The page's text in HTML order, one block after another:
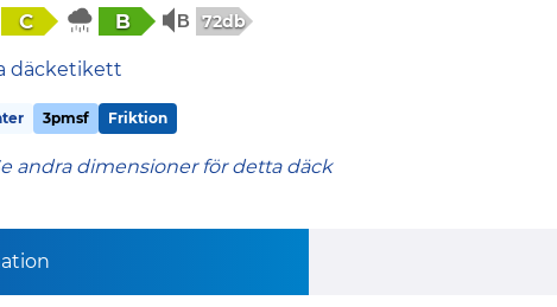
C B 72db
däcketikett
3pmsf Friktion
andra dimensioner för detta däck